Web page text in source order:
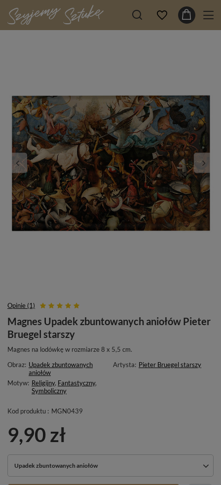
Opinie (1)
Magnes Upadek zbuntowanych aniołów Pieter
Bruegel starszy
Magnes na lodówkę w rozmiarze 8 x 5,5 cm.
Obraz: Upadek zbuntowanych
aniołów
Artysta: Pieter Bruegel starszy
Motyw: Religijny, Fantastyczny,
Symboliczny
Kod produktu : MGN0439
9,90 zł
Upadek zbuntowanych aniołów